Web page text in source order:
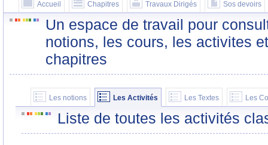
Accueil Chapitres Travaux Dirigés Sos devoirs
Un espace de travail pour
notions, les cours, les activites
chapitres
Les notions Les Activités Les Textes Les
Liste de toutes les activités